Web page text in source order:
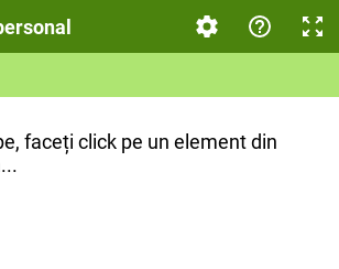
faceți click pe un element din